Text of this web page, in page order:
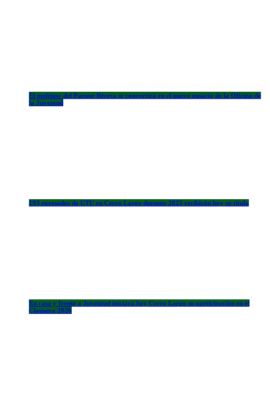
El multiuso del Parque Rivera se convertirá en el nuevo espacio de la Oficina de
la Juventud
193 egresados de UTU en Cerro Largo durante 2025 recibirán hoy su título
En casa y frente a Juventud iniciará hoy Cerro Largo su participación en el
Clausura 2026